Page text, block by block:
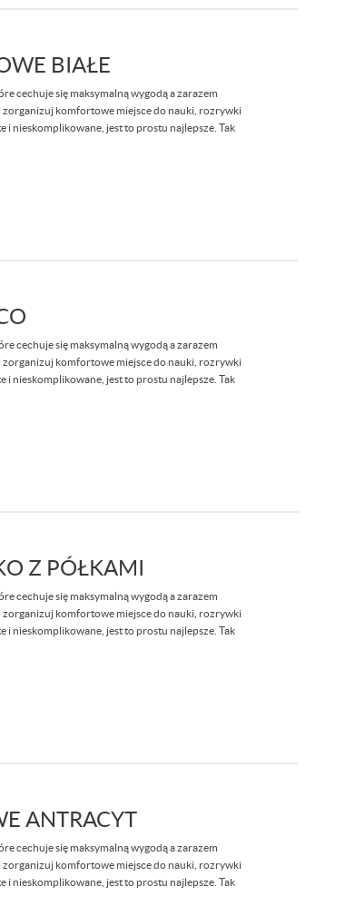
BIAŁE
cechuje się maksymalną wygodą a zarazem
zorganizuj komfortowe miejsce do nauki, rozrywki
i nieskomplikowane, jest to prostu najlepsze. Tak
cechuje się maksymalną wygodą a zarazem
zorganizuj komfortowe miejsce do nauki, rozrywki
i nieskomplikowane, jest to prostu najlepsze. Tak
Z PÓŁKAMI
cechuje się maksymalną wygodą a zarazem
zorganizuj komfortowe miejsce do nauki, rozrywki
i nieskomplikowane, jest to prostu najlepsze. Tak
ANTRACYT
cechuje się maksymalną wygodą a zarazem
zorganizuj komfortowe miejsce do nauki, rozrywki
i nieskomplikowane, jest to prostu najlepsze. Tak